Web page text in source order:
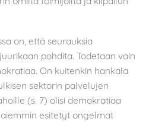
on, että seurauksia
pohdita. Todetaan vain
On kuitenkin hankala
sektorin palvelujen
(s. 7) olisi demokratiaa
esitetyt ongelmat